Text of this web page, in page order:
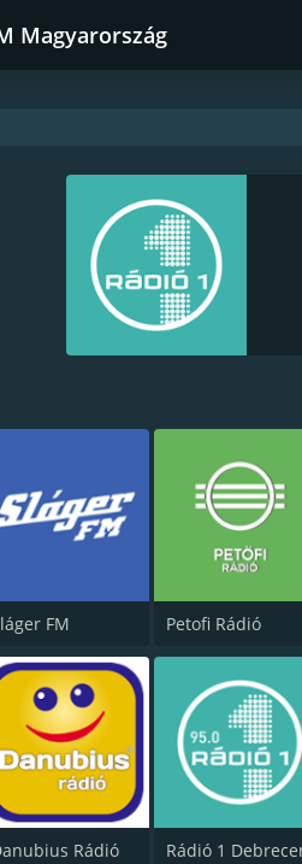
Magyarország
FM Petofi Rádió
Rádió Rádió 1